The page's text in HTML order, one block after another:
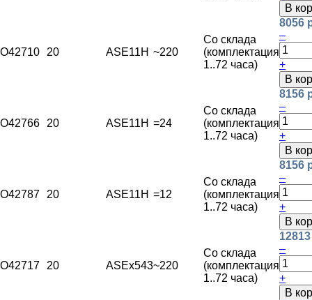
В
O42710 20 ASE11H ~220
Со склада
(комплектация
1..72 часа)
8056
–
+
В
O42766 20 ASE11H =24
Со склада
(комплектация
1..72 часа)
8156
–
+
В
O42787 20 ASE11H =12
Со склада
(комплектация
1..72 часа)
8156
–
+
В
O42717 20 ASEx543~220
Со склада
(комплектация
1..72 часа)
–
+
В